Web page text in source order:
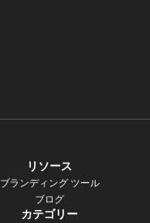
リソース
ブランディング ツール
ブログ
カテゴリー